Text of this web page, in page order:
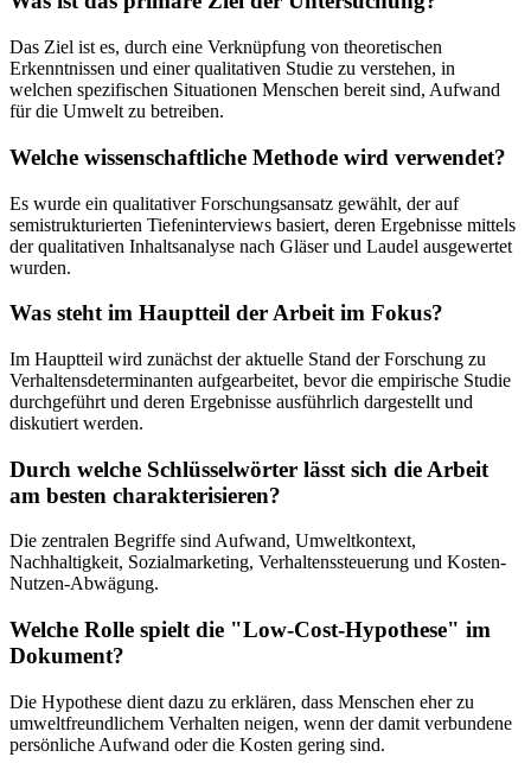
Das Ziel ist es, durch eine Verknüpfung von theoretischen
Erkenntnissen und einer qualitativen Studie zu verstehen, in
welchen spezifischen Situationen Menschen bereit sind, Aufwand
für die Umwelt zu betreiben.
Welche wissenschaftliche Methode wird verwendet?
Es wurde ein qualitativer Forschungsansatz gewählt, der auf
semistrukturierten Tiefeninterviews basiert, deren Ergebnisse mittels
der qualitativen Inhaltsanalyse nach Gläser und Laudel ausgewertet
wurden.
Was steht im Hauptteil der Arbeit im Fokus?
Im Hauptteil wird zunächst der aktuelle Stand der Forschung zu
Verhaltensdeterminanten aufgearbeitet, bevor die empirische Studie
durchgeführt und deren Ergebnisse ausführlich dargestellt und
diskutiert werden.
Durch welche Schlüsselwörter lässt sich die Arbeit
am besten charakterisieren?
Die zentralen Begriffe sind Aufwand, Umweltkontext,
Nachhaltigkeit, Sozialmarketing, Verhaltenssteuerung und Kosten-
Nutzen-Abwägung.
Welche Rolle spielt die "Low-Cost-Hypothese" im
Dokument?
Die Hypothese dient dazu zu erklären, dass Menschen eher zu
umweltfreundlichem Verhalten neigen, wenn der damit verbundene
persönliche Aufwand oder die Kosten gering sind.